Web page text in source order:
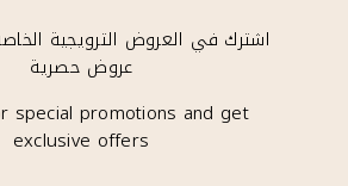
اشترك في العروض الترويجية
عروض حصرية
special promotions and get
exclusive offers